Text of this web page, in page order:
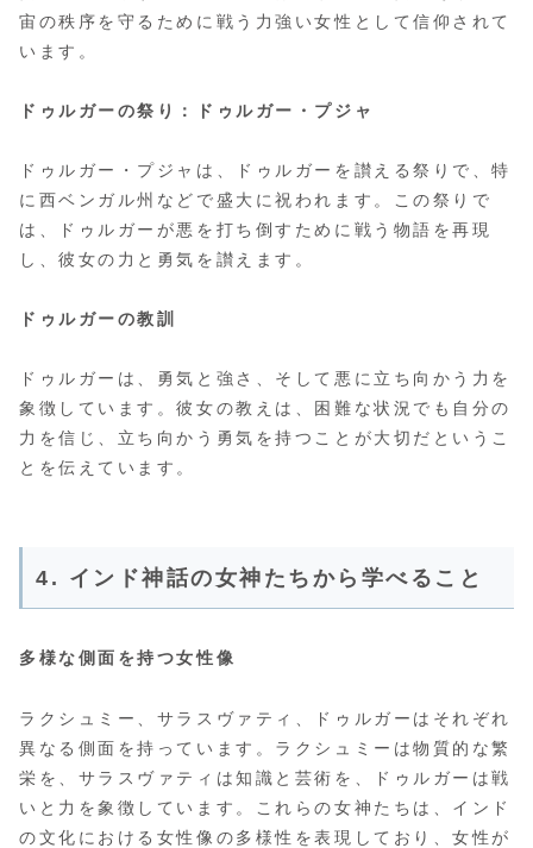
宙の秩序を守るために戦う力強い女性として信仰されて
います。
ドゥルガーの祭り：ドゥルガー・プジャ
ドゥルガー・プジャは、ドゥルガーを讃える祭りで、特
に西ベンガル州などで盛大に祝われます。この祭りで
は、ドゥルガーが悪を打ち倒すために戦う物語を再現
し、彼女の力と勇気を讃えます。
ドゥルガーの教訓
ドゥルガーは、勇気と強さ、そして悪に立ち向かう力を
象徴しています。彼女の教えは、困難な状況でも自分の
力を信じ、立ち向かう勇気を持つことが大切だというこ
とを伝えています。
4. インド神話の女神たちから学べること
多様な側面を持つ女性像
ラクシュミー、サラスヴァティ、ドゥルガーはそれぞれ
異なる側面を持っています。ラクシュミーは物質的な繁
栄を、サラスヴァティは知識と芸術を、ドゥルガーは戦
いと力を象徴しています。これらの女神たちは、インド
の文化における女性像の多様性を表現しており、女性が